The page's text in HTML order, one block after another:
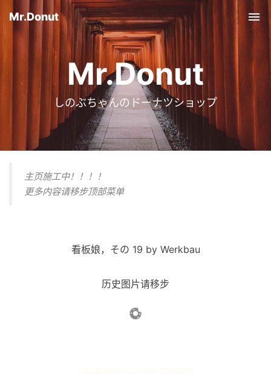
Mr.Donut
Mr.Donut
しのぶちゃんのドーナツショップ
主页施工中！！！！
更多内容请移步顶部菜单
看板娘，その 19 by Werkbau
历史图片请移步